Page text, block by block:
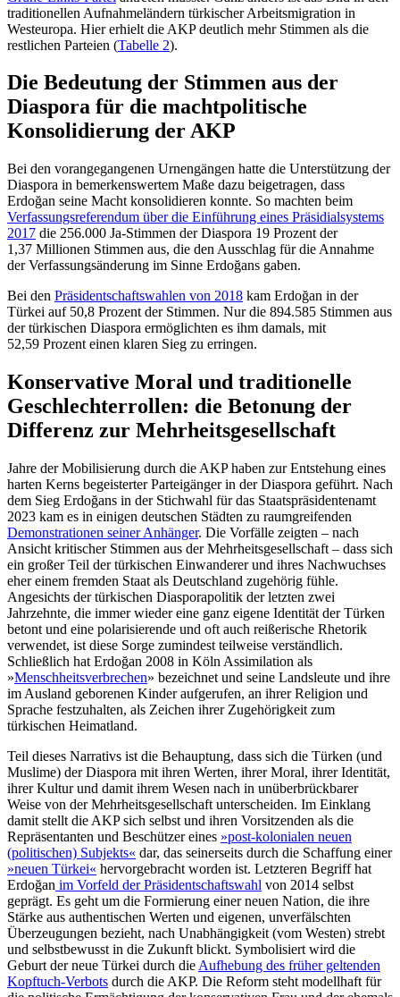
traditionellen Auf­nahmeländern türkischer Arbeitsmigration in
Westeuropa. Hier erhielt die AKP deutlich mehr Stimmen als die
rest­lichen Parteien (Tabelle 2).
Die Bedeutung der Stimmen aus der
Diaspora für die macht­politische
Konsolidierung der AKP
Bei den vorangegangenen Urnengängen hatte die Unterstützung der
Diaspora in bemerkenswertem Maße dazu beigetragen, dass
Erdoğan seine Macht konsolidieren konnte. So machten beim
Verfassungs­referendum über die Einführung eines Prä­si­dialsystems
2017 die 256.000 Ja-Stimmen der Diaspora 19 Prozent der
1,37 Millionen Stimmen aus, die den Ausschlag für die An­nahme
der Verfassungsänderung im Sinne Erdoğans gaben.
Bei den Präsidentschaftswahlen von 2018 kam Erdoğan in der
Türkei auf 50,8 Prozent der Stimmen. Nur die 894.585 Stimmen aus
der türkischen Diaspora ermöglichten es ihm damals, mit
52,59 Prozent einen klaren Sieg zu erringen.
Konservative Moral und traditio­nelle
Geschlechterrollen: die Betonung der
Differenz zur Mehrheitsgesellschaft
Jahre der Mobilisierung durch die AKP haben zur Entstehung eines
harten Kerns begeisterter Parteigänger in der Diaspora geführt. Nach
dem Sieg Erdoğans in der Stichwahl für das Staatspräsidentenamt
2023 kam es in einigen deutschen Städten zu raumgreifenden
Demonstrationen seiner Anhänger. Die Vorfälle zeigten – nach
Ansicht kri­tischer Stim­men aus der Mehr­heitsgesellschaft – dass sich
ein großer Teil der türkischen Einwanderer und ihres Nach­wuchses
eher einem fremden Staat als Deutschland zugehörig fühle.
Angesichts der türkischen Diasporapolitik der letzten zwei
Jahrzehnte, die immer wieder eine ganz eigene Iden­tität der Türken
betont und eine polarisierende und oft auch reiße­rische Rhetorik
verwendet, ist diese Sorge zumindest teilweise verständlich.
Schließlich hat Erdoğan 2008 in Köln Assimilation als
»Menschheitsverbrechen» bezeichnet und seine Landsleute und ihre
im Ausland geborenen Kinder aufgerufen, an ihrer Reli­gion und
Sprache festzuhalten, als Zeichen ihrer Zugehörigkeit zum
türkischen Heimat­land.
Teil dieses Narrativs ist die Behauptung, dass sich die Türken (und
Muslime) der Diaspora mit ihren Werten, ihrer Moral, ihrer Identität,
ihrer Kultur und damit ihrem Wesen nach in unüberbrückbarer
Weise von der Mehrheitsgesellschaft unter­scheiden. Im Einklang
damit stellt die AKP sich selbst und ihren Vorsitzenden als die
Repräsentanten und Beschützer eines »post-kolonialen neuen
(politischen) Subjekts« dar, das seinerseits durch die Schaffung einer
»neuen Türkei« hervorgebracht wor­den ist. Letzteren Begriff hat
Erdoğan im Vorfeld der Präsidentschaftswahl von 2014 selbst
geprägt. Es geht um die Formierung einer neuen Nation, die ihre
Stärke aus authentischen Werten und eigenen, un­verfälschten
Überzeugungen bezieht, nach Unabhängigkeit (vom Westen) strebt
und selbstbewusst in die Zukunft blickt. Symbo­lisiert wird die
Geburt der neue Tür­kei durch die Aufhebung des früher geltenden
Kopf­tuch-Verbots durch die AKP. Die Re­form steht modellhaft für